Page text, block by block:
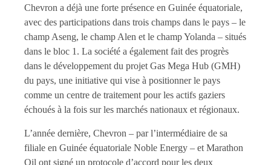
Chevron a déjà une forte présence en Guinée équatoriale,
avec des participations dans trois champs dans le pays – le
champ Aseng, le champ Alen et le champ Yolanda – situés
dans le bloc 1. La société a également fait des progrès
dans le développement du projet Gas Mega Hub (GMH)
du pays, une initiative qui vise à positionner le pays
comme un centre de traitement pour les actifs gaziers
échoués à la fois sur les marchés nationaux et régionaux.
L’année dernière, Chevron – par l’intermédiaire de sa
filiale en Guinée équatoriale Noble Energy – et Marathon
Oil ont signé un protocole d’accord pour les deux